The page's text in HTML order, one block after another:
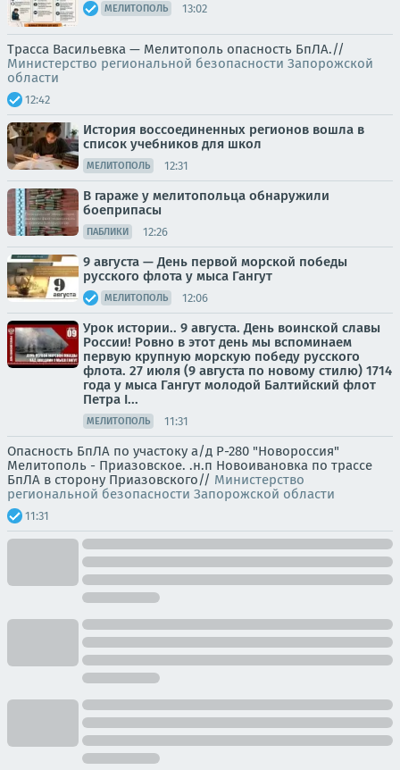
МЕЛИТОПОЛЬ 13:02
Трасса Васильевка — Мелитополь опасность БпЛА.//
Министерство региональной безопасности Запорожской
области
12:42
История воссоединенных регионов вошла в
список учебников для школ
МЕЛИТОПОЛЬ 12:31
В гараже у мелитопольца обнаружили
боеприпасы
ПАБЛИКИ 12:26
9 августа — День первой морской победы
русского флота у мыса Гангут
МЕЛИТОПОЛЬ 12:06
Урок истории.. 9 августа. День воинской славы
России! Ровно в этот день мы вспоминаем
первую крупную морскую победу русского
флота. 27 июля (9 августа по новому стилю) 1714
года у мыса Гангут молодой Балтийский флот
Петра I...
МЕЛИТОПОЛЬ 11:31
Опасность БпЛА по участоку а/д Р-280 "Новороссия"
Мелитополь - Приазовское. .н.п Новоивановка по трассе
БпЛА в сторону Приазовского// Министерство
региональной безопасности Запорожской области
11:31